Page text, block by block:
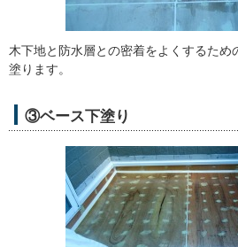
木下地と防水層との密着をよくするため
塗ります。
③ベース下塗り